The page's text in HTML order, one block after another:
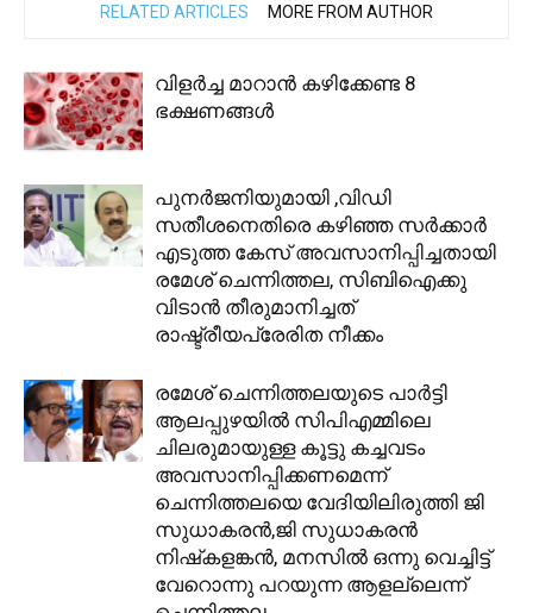
RELATED ARTICLES MORE FROM AUTHOR
വിളർച്ച മാറാൻ കഴിക്കേണ്ട 8
ഭക്ഷണങ്ങൾ
പുനര്‍ജനിയുമായി ,വിഡി
സതീശനെതിരെ കഴിഞ്ഞ സര്‍ക്കാര്‍
എടുത്ത കേസ് അവസാനിപ്പിച്ചതായി
രമേശ് ചെന്നിത്തല, സിബിഐക്കു
വിടാന്‍ തീരുമാനിച്ചത്
രാഷ്ട്രീയപ്രേരിത നീക്കം
രമേശ് ചെന്നിത്തലയുടെ പാര്‍ട്ടി
ആലപ്പുഴയില്‍ സിപിഎമ്മിലെ
ചിലരുമായുള്ള കൂട്ടു കച്ചവടം
അവസാനിപ്പിക്കണമെന്ന്
ചെന്നിത്തലയെ വേദിയിലിരുത്തി ജി
സുധാകരന്‍,ജി സുധാകരന്‍
നിഷ്‌കളങ്കന്‍, മനസില്‍ ഒന്നു വെച്ചിട്ട്
വേറൊന്നു പറയുന്ന ആളല്ലെന്ന്